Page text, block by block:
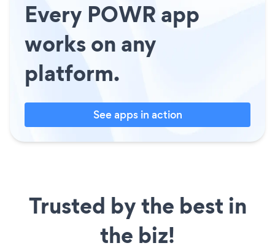
Every POWR app
works on any
platform.
See apps in action
Trusted by the best in
the biz!